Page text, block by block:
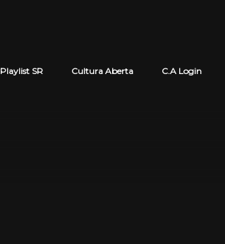
Playlist SR Cultura Aberta C.A Login